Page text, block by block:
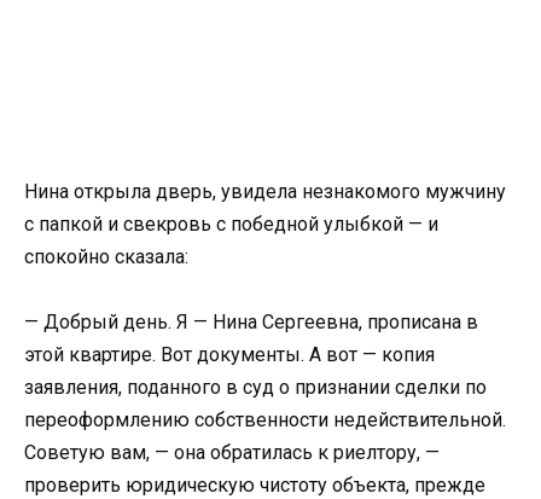
Нина открыла дверь, увидела незнакомого мужчину
с папкой и свекровь с победной улыбкой — и
спокойно сказала:
— Добрый день. Я — Нина Сергеевна, прописана в
этой квартире. Вот документы. А вот — копия
заявления, поданного в суд о признании сделки по
переоформлению собственности недействительной.
Советую вам, — она обратилась к риелтору, —
проверить юридическую чистоту объекта, прежде